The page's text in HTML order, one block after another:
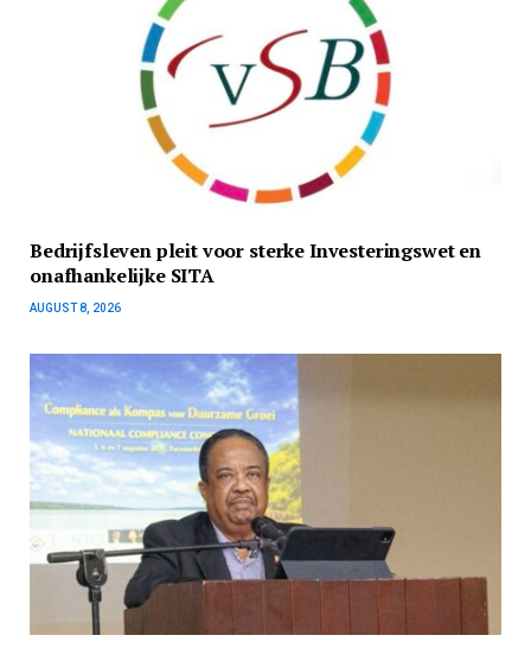
Bedrijfsleven pleit voor sterke Investeringswet en
onafhankelijke SITA
AUGUST 8, 2026